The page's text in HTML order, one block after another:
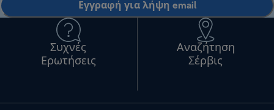
Εγγραφή για λήψη email
Συχνές
Ερωτήσεις
Αναζήτηση
Σέρβις